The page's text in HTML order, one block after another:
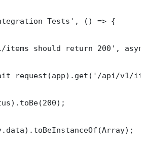
Tests', () => {
items should return 200',
request(app).get('/api/v1/